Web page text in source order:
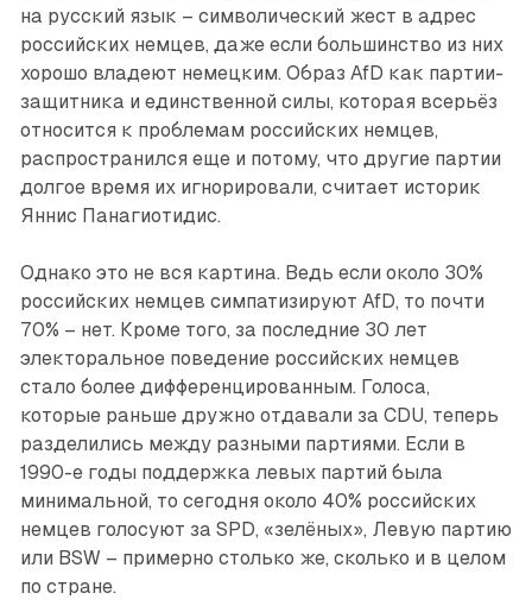
на русский язык – символический жест в адрес
российских немцев, даже если большинство из них
хорошо владеют немецким. Образ AfD как партии-
защитника и единственной силы, которая всерьёз
относится к проблемам российских немцев,
распространился еще и потому, что другие партии
долгое время их игнорировали, считает историк
Яннис Панагиотидис.
Однако это не вся картина. Ведь если около 30%
российских немцев симпатизируют AfD, то почти
70% – нет. Кроме того, за последние 30 лет
электоральное поведение российских немцев
стало более дифференцированным. Голоса,
которые раньше дружно отдавали за CDU, теперь
разделились между разными партиями. Если в
1990-е годы поддержка левых партий была
минимальной, то сегодня около 40% российских
немцев голосуют за SPD, «зелёных», Левую партию
или BSW – примерно столько же, сколько и в целом
по стране.